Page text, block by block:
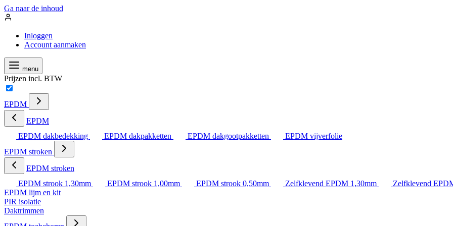
Ga naar de inhoud
Inloggen
Account aanmaken
menu
Prijzen incl. BTW
EPDM
EPDM
EPDM dakbedekking
EPDM dakpakketten EPDM dakgootpakketten
EPDM vijverfolie
EPDM stroken
EPDM stroken
EPDM strook 1,30mm
EPDM strook 1,00mm EPDM strook 0,50mm Zelfklevend EPDM 1,30mm
Zelfklevend
EPDM lijm en kit
PIR isolatie
Daktrimmen